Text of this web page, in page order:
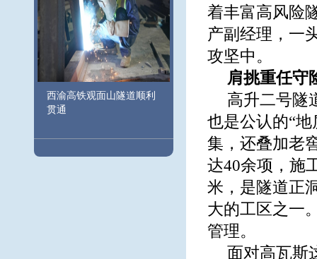
西渝高铁观面山隧道顺利
贯通
着丰富高风险
产副经理，一
攻坚中。
肩挑重任守
高升二号隧
也是公认的“
集，还叠加老
达40余项，施
米，是隧道正
大的工区之一
管理。
面对高瓦斯